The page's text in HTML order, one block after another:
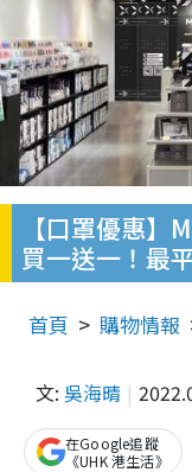
【口罩優惠
買一送一！最
首頁 購物情報
文: 吳海晴
在Google追蹤
《UHK 港生活》